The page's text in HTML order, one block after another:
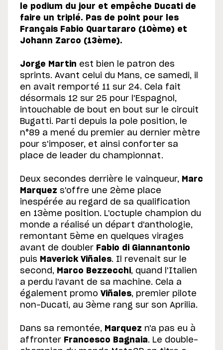
le podium du jour et empêche Ducati de
faire un triplé. Pas de point pour les
Français Fabio Quartararo (10ème) et
Johann Zarco (13ème).
Jorge Martin est bien le patron des
sprints. Avant celui du Mans, ce samedi, il
en avait remporté 11 sur 24. Cela fait
désormais 12 sur 25 pour l'Espagnol,
intouchable de bout en bout sur le circuit
Bugatti. Parti depuis la pole position, le
n°89 a mené du premier au dernier mètre
pour s'imposer, et ainsi conforter sa
place de leader du championnat.
Deux secondes derrière le vainqueur, Marc
Marquez s'offre une 2ème place
inespérée au regard de sa qualification
en 13ème position. L'octuple champion du
monde a réalisé un départ d'anthologie,
remontant 5ème en quelques virages
avant de doubler Fabio di Giannantonio
puis Maverick Viñales. Il revenait sur le
second, Marco Bezzecchi, quand l'Italien
a perdu l'avant de sa machine. Cela a
également promo Viñales, premier pilote
non-Ducati, au 3ème rang sur son Aprilia.
Dans sa remontée, Marquez n'a pas eu à
affronter Francesco Bagnaia. Le double-